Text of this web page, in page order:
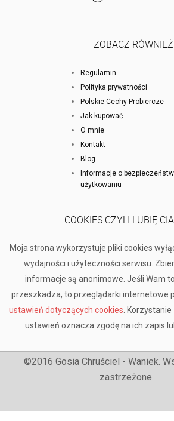
ZOBACZ RÓWNIEŻ
Regulamin
Polityka prywatności
Polskie Cechy Probiercze
Jak kupować
O mnie
Kontakt
Blog
Informacje o
użytkowaniu
COOKIES CZYLI LUBIĘ
Moja strona wykorzystuje pliki cookies
wydajności i użyteczności serwisu.
informacje są anonimowe. Jeśli Wam
przeszkadza, to przeglądarki internetowe
ustawień dotyczących cookies .
ustawień oznacza zgodę na ich zapis
©2016 Gosia Chruściel - Waniek.
zastrzeżone.